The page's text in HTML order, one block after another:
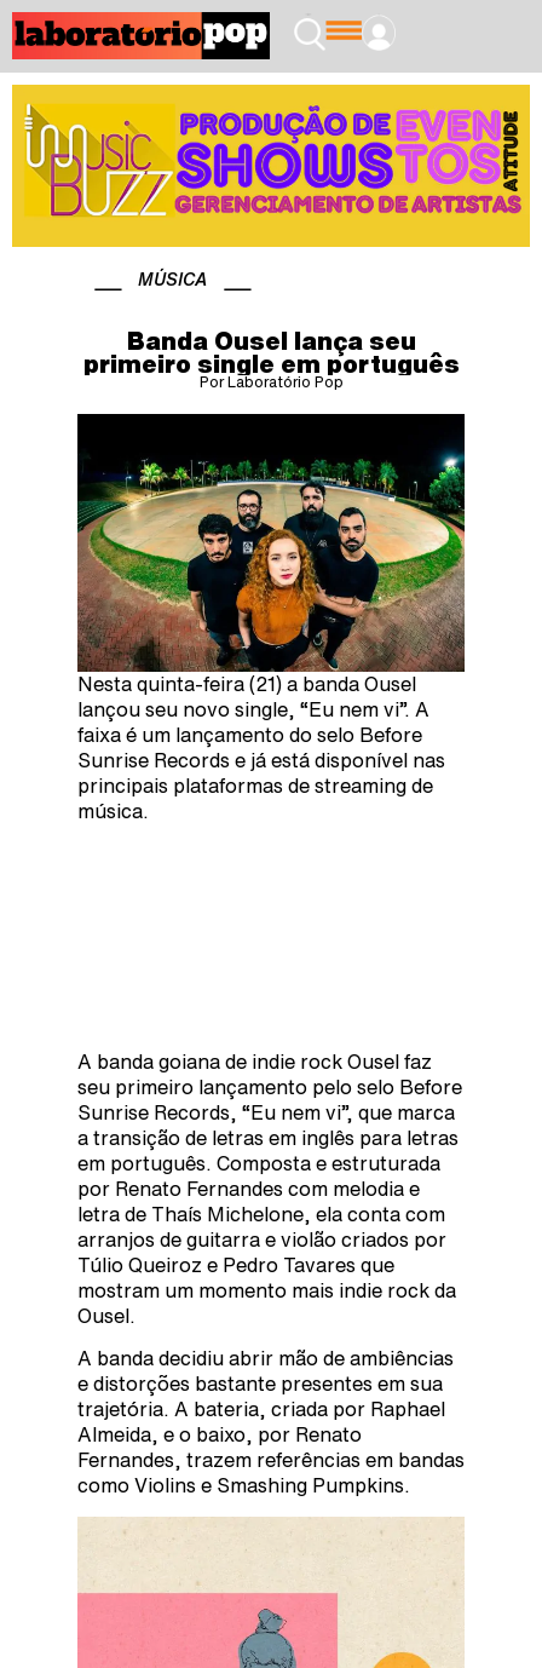
MÚSICA
Banda Ousel lança seu
primeiro single em português
Por Laboratório Pop
Nesta quinta-feira (21) a banda Ousel
lançou seu novo single, “Eu nem vi”. A
faixa é um lançamento do selo Before
Sunrise Records e já está disponível nas
principais plataformas de streaming de
música.
A banda goiana de indie rock Ousel faz
seu primeiro lançamento pelo selo Before
Sunrise Records, “Eu nem vi”, que marca
a transição de letras em inglês para letras
em português. Composta e estruturada
por Renato Fernandes com melodia e
letra de Thaís Michelone, ela conta com
arranjos de guitarra e violão criados por
Túlio Queiroz e Pedro Tavares que
mostram um momento mais indie rock da
Ousel.
A banda decidiu abrir mão de ambiências
e distorções bastante presentes em sua
trajetória. A bateria, criada por Raphael
Almeida, e o baixo, por Renato
Fernandes, trazem referências em bandas
como Violins e Smashing Pumpkins.